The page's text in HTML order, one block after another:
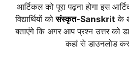
आर्टिकल को पूरा पढ़ना होगा इस
विद्यार्थियों कोसंस्कृत-Sanskrit के
बताएंगे कि अगर आप प्रश्न उत्तर को
कहां से डाउनलोड